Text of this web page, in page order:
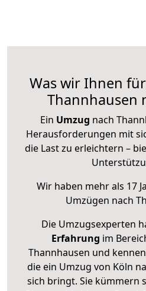
Was wir Ihnen
Thannhausen
Ein Umzug nach
Herausforderungen mit
die Last zu erleichtern –
Wir haben mehr als 17
Umzügen nach
Die Umzugsexperten
Erfahrung im
Thannhausen und
die ein Umzug von Köln
sich bringt. Sie kümmern